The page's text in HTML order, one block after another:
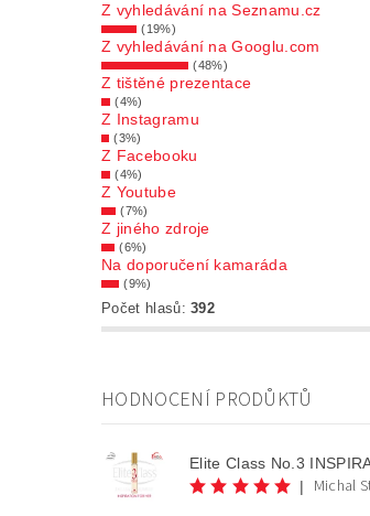
Z vyhledávání na Seznamu.cz
(19%)
Z vyhledávání na Googlu.com
(48%)
Z tištěné prezentace
(4%)
Z Instagramu
(3%)
Z Facebooku
(4%)
Z Youtube
(7%)
Z jiného zdroje
(6%)
Na doporučení kamaráda
(9%)
Počet hlasů:392
HODNOCENÍ PRODŮKTŮ
|